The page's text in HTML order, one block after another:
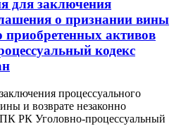
для заключения
о признании вины
приобретенных активов
кодекс
процессуального
и возврате незаконно
РК Уголовно-процессуальный